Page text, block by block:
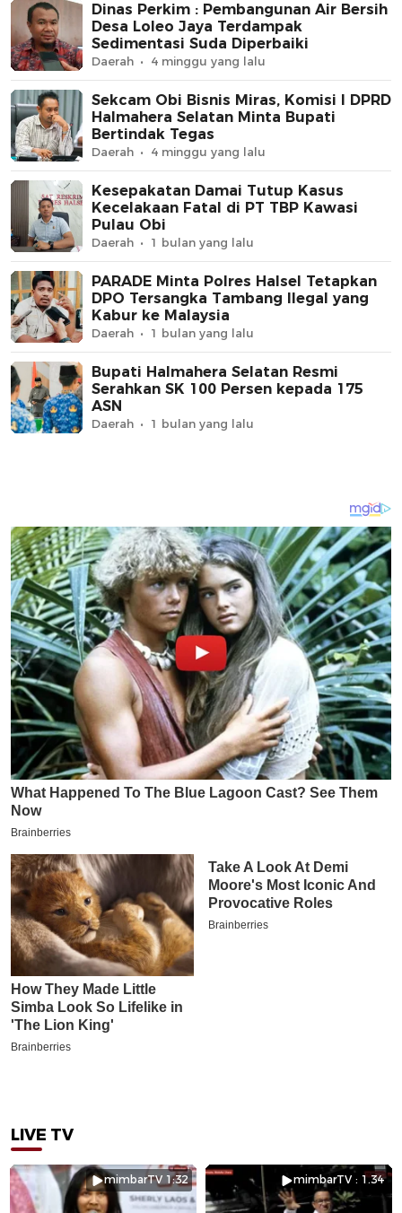
Dinas Perkim : Pembangunan Air Bersih
Desa Loleo Jaya Terdampak
Sedimentasi Suda Diperbaiki
Daerah 4 minggu yang lalu
Sekcam Obi Bisnis Miras, Komisi I DPRD
Halmahera Selatan Minta Bupati
Bertindak Tegas
Daerah 4 minggu yang lalu
Kesepakatan Damai Tutup Kasus
Kecelakaan Fatal di PT TBP Kawasi
Pulau Obi
Daerah 1 bulan yang lalu
PARADE Minta Polres Halsel Tetapkan
DPO Tersangka Tambang Ilegal yang
Kabur ke Malaysia
Daerah 1 bulan yang lalu
Bupati Halmahera Selatan Resmi
Serahkan SK 100 Persen kepada 175
ASN
Daerah 1 bulan yang lalu
LIVE TV
mimbarTV 1:32 mimbarTV : 1.34